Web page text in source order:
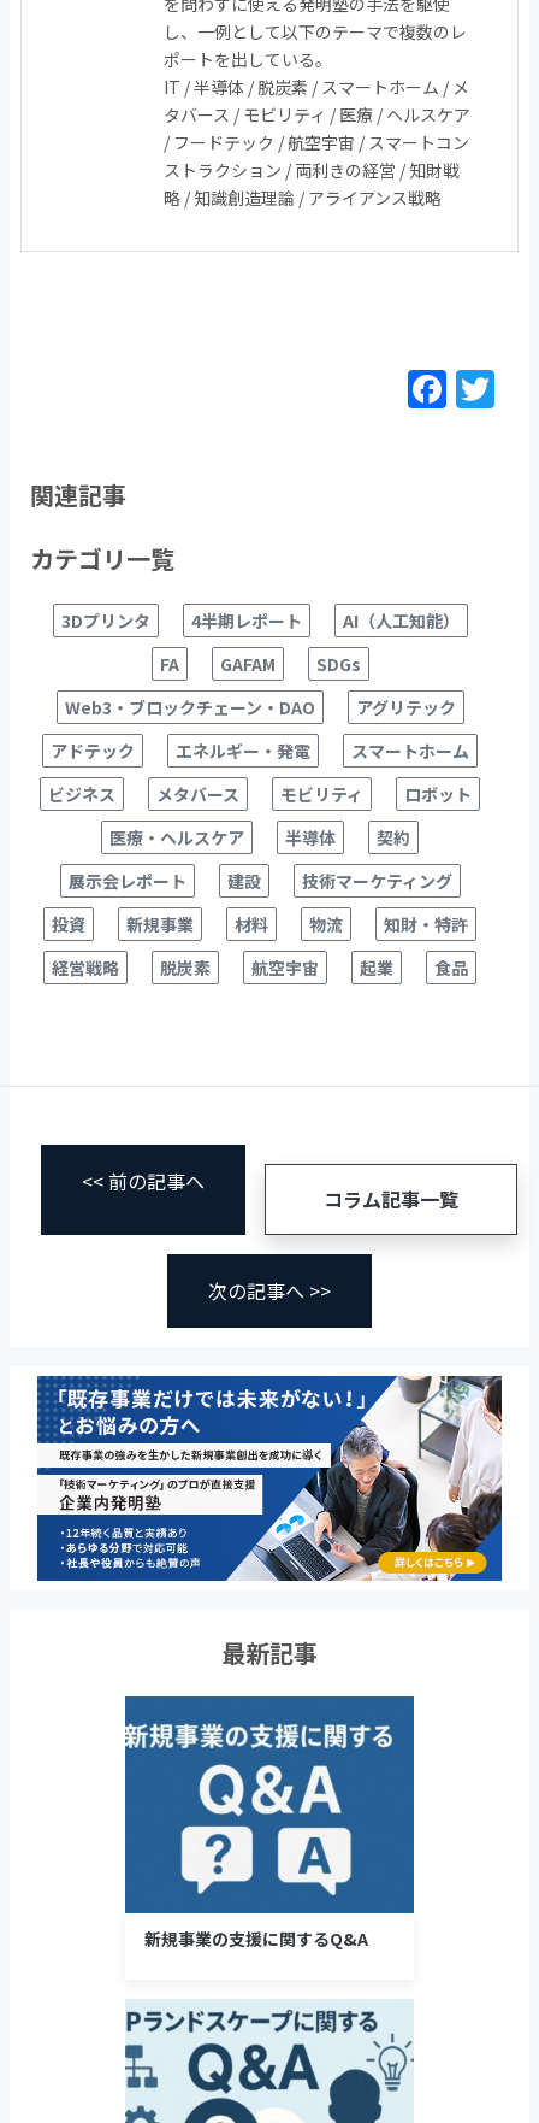
し、一例として以下のテーマで複数のレ
ポートを出している。
IT / 半導体 / 脱炭素 / スマートホーム / メ
タバース / モビリティ / 医療 / ヘルスケア
/ フードテック / 航空宇宙 / スマートコン
ストラクション / 両利きの経営 / 知財戦
略 / 知識創造理論 / アライアンス戦略
F
a
o
k
関連記事
カテゴリ一覧
3Dプリンタ 4半期レポート
AI（人工知能）
FA
GAFAM
SDGs
Web3・ブロックチェーン・DAO
アグリテック
アドテック
エネルギー・発電
スマートホーム
ビジネス
メタバース モビリティ
ロボット
医療・ヘルスケア
半導体
契約
展示会レポート
建設
技術マーケティング
投資
新規事業 材料 物流
知財・特許
経営戦略
脱炭素 航空宇宙 起業 食品
<< 前の記事へ
コラム記事一覧
次の記事へ >>
最新記事
新規事業の支援に関するQ&A